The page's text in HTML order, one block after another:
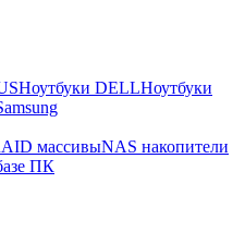
Ноутбуки DELLНоутбуки
массивыNAS накопители
ПК